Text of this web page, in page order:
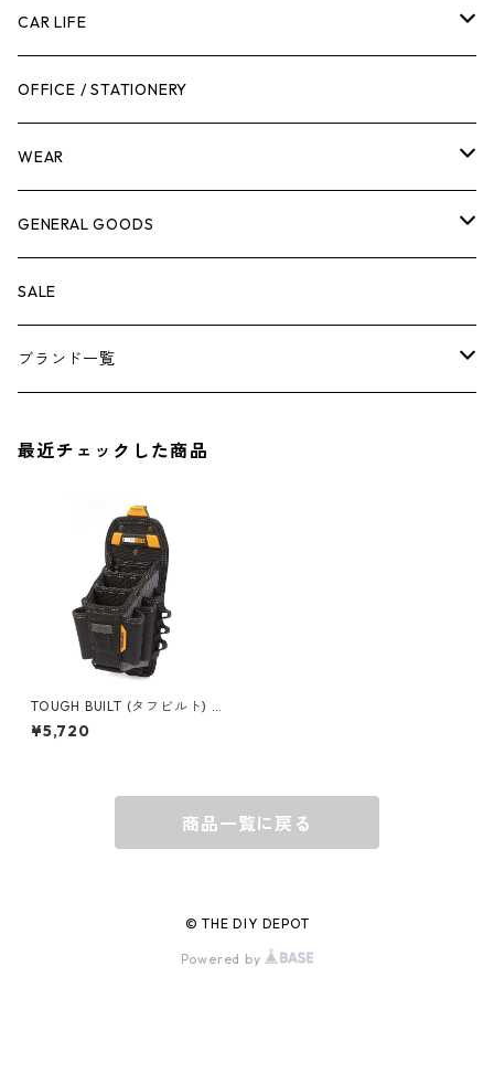
工具箱
作業台
脚立
ケミカル
その他
日用品
ボディケア
ガーデンツール
ガーデンチェア
キャビネット・ツールハンガー
冬季用品
その他
スツール
バンジーバンド
ストレージボックス
クーラーボックス
ナイフ
CAR LIFE
メンテナンスグッズ
車内グッズ
車外グッズ
芳香剤
OFFICE / STATIONERY
WEAR
トップス
ボトムス
アンダーウェア
GENERAL GOODS
ウォレット
エアーフレッシュナー
SALE
ブランド一覧
最近チェックした商品
TOUGH BUILT (タフビルト) テ
クニシャンポーチ 10ポケット
L TB-CT-36-L10
¥5,720
商品一覧に戻る
© THE DIY DEPOT
Powered by